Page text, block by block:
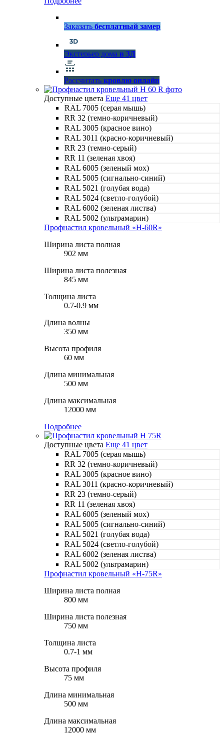
Заказать бесплатный замер
Экстерьер дома в 3Д
Рассчитать кровлю онлайн
Доступные цвета Еще 41 цвет
RAL 7005 (серая мышь)
RR 32 (темно-коричневый)
RAL 3005 (красное вино)
RAL 3011 (красно-коричневый)
RR 23 (темно-серый)
RR 11 (зеленая хвоя)
RAL 6005 (зеленый мох)
RAL 5005 (сигнально-синий)
RAL 5021 (голубая вода)
RAL 5024 (светло-голубой)
RAL 6002 (зеленая листва)
RAL 5002 (ультрамарин)
Профнастил кровельный «Н-60R»
Ширина листа полная
902 мм
Ширина листа полезная
845 мм
Толщина листа
0.7-0.9 мм
Длина волны
350 мм
Высота профиля
60 мм
Длина минимальная
500 мм
Длина максимальная
12000 мм
Подробнее
Доступные цвета Еще 41 цвет
RAL 7005 (серая мышь)
RR 32 (темно-коричневый)
RAL 3005 (красное вино)
RAL 3011 (красно-коричневый)
RR 23 (темно-серый)
RR 11 (зеленая хвоя)
RAL 6005 (зеленый мох)
RAL 5005 (сигнально-синий)
RAL 5021 (голубая вода)
RAL 5024 (светло-голубой)
RAL 6002 (зеленая листва)
RAL 5002 (ультрамарин)
Профнастил кровельный «Н-75R»
Ширина листа полная
800 мм
Ширина листа полезная
750 мм
Толщина листа
0.7-1 мм
Высота профиля
75 мм
Длина минимальная
500 мм
Длина максимальная
12000 мм